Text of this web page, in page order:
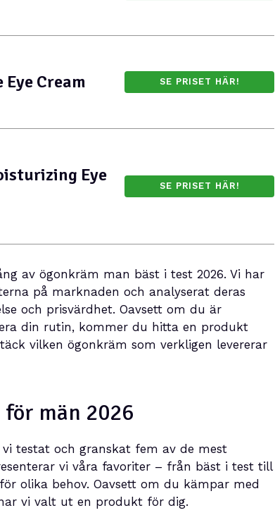
Cream SE PRISET HÄR!
Eye
SE PRISET HÄR!
av ögonkräm man bäst i test 2026. Vi har
på marknaden och analyserat deras
och prisvärdhet. Oavsett om du är
din rutin, kommer du hitta en produkt
vilken ögonkräm som verkligen levererar
män 2026
testat och granskat fem av de mest
vi våra favoriter – från bäst i test till
olika behov. Oavsett om du kämpar med
vi valt ut en produkt för dig.